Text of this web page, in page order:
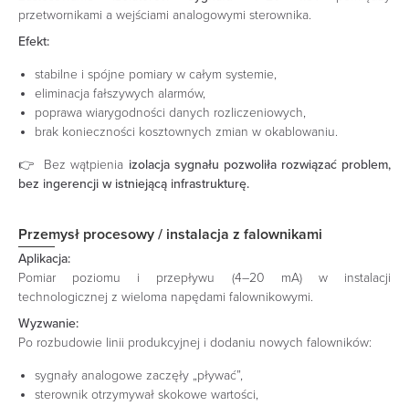
przetwornikami a wejściami analogowymi sterownika.
Efekt:
stabilne i spójne pomiary w całym systemie,
eliminacja fałszywych alarmów,
poprawa wiarygodności danych rozliczeniowych,
brak konieczności kosztownych zmian w okablowaniu.
👉 Bez wątpienia izolacja sygnału pozwoliła rozwiązać problem,
bez ingerencji w istniejącą infrastrukturę.
Przemysł procesowy / instalacja z falownikami
Aplikacja:
Pomiar poziomu i przepływu (4–20 mA) w instalacji
technologicznej z wieloma napędami falownikowymi.
Wyzwanie:
Po rozbudowie linii produkcyjnej i dodaniu nowych falowników:
sygnały analogowe zaczęły „pływać”,
sterownik otrzymywał skokowe wartości,